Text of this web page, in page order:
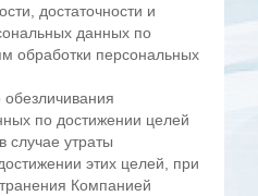
достаточности и
данных по
обработки персональных
по достижении целей
случае утраты
этих целей, при
Компанией